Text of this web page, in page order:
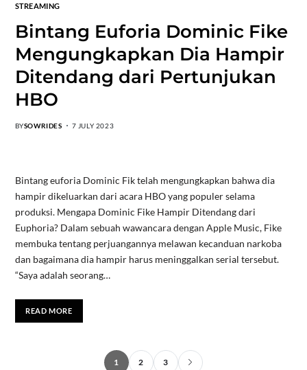
STREAMING
Bintang Euforia Dominic Fike
Mengungkapkan Dia Hampir
Ditendang dari Pertunjukan
HBO
BYSOWRIDES 7 JULY 2023
Bintang euforia Dominic Fik telah mengungkapkan bahwa dia
hampir dikeluarkan dari acara HBO yang populer selama
produksi. Mengapa Dominic Fike Hampir Ditendang dari
Euphoria? Dalam sebuah wawancara dengan Apple Music, Fike
membuka tentang perjuangannya melawan kecanduan narkoba
dan bagaimana dia hampir harus meninggalkan serial tersebut.
“Saya adalah seorang…
READ MORE
1 2 3